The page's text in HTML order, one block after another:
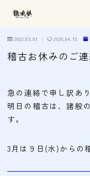
MENU
親子で学ぶ空手
練習会場
2022.03.01 2026.04.10
稽古お休みのご
急の連絡で申し訳あ
明日の稽古は、諸般
す。
3月は９日(水)からの